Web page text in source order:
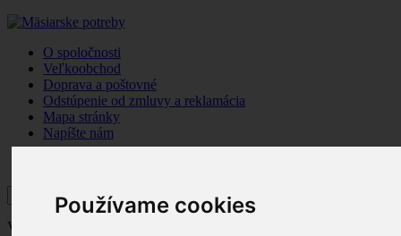
Používame cookies
O spoločnosti
Veľkoobchod
Doprava a poštovné
Odstúpenie od zmluvy a reklamácia
Mapa stránky
Napíšte nám
Vitajte,